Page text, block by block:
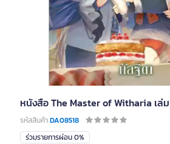
หนังสือ The Master of Witharia เล่ม
รหัสสินค้าDA08518
ร่วมรายการผ่อน 0%